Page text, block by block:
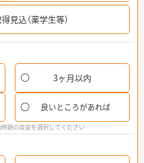
見込（薬学生等）
3ヶ月以内
良いところがあれば
期の目安を選択してください